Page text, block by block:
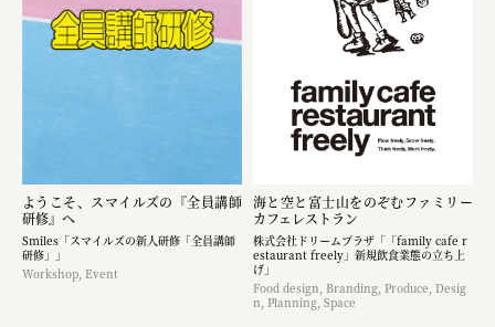
ようこそ、スマイルズの『全員講師
研修』へ
Smiles「スマイルズの新人研修「全員講師
研修」」
Workshop, Event
海と空と富士山をのぞむファミリー
カフェレストラン
株式会社ドリームプラザ「「family cafe r
estaurant freely」新規飲食業態の立ち上
げ」
Food design, Branding, Produce, Desig
n, Planning, Space